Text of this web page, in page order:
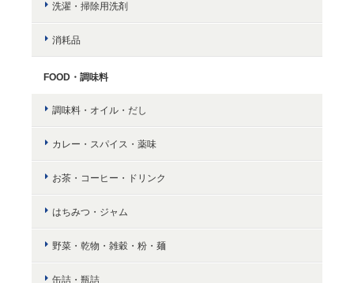
洗濯・掃除用洗剤
消耗品
FOOD・調味料
調味料・オイル・だし
カレー・スパイス・薬味
お茶・コーヒー・ドリンク
はちみつ・ジャム
野菜・乾物・雑穀・粉・麺
缶詰・瓶詰